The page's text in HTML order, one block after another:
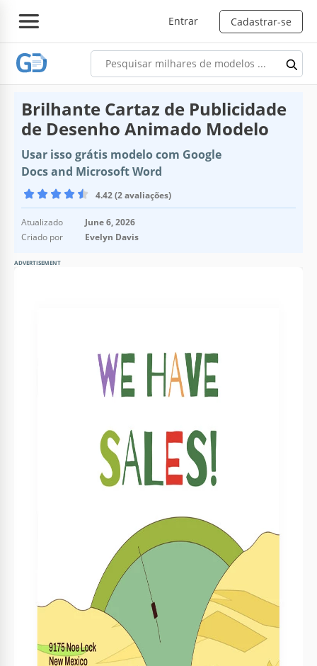
Entrar Cadastrar-se
Brilhante Cartaz de Publicidade
de Desenho Animado Modelo
Usar isso grátis modelo com Google
Docs and Microsoft Word
4.42 (2 avaliações)
Atualizado
June 6, 2026
Criado por
Evelyn Davis
ADVERTISEMENT